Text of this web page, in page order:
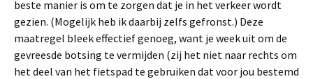
beste manier is om te zorgen dat je in het verkeer wordt
gezien. (Mogelijk heb ik daarbij zelfs gefronst.) Deze
maatregel bleek effectief genoeg, want je week uit om de
gevreesde botsing te vermijden (zij het niet naar rechts om
het deel van het fietspad te gebruiken dat voor jou bestemd